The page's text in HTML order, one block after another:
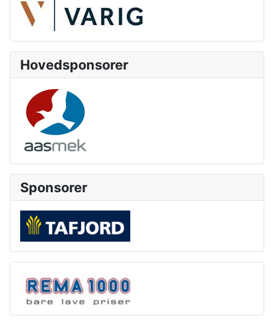
Hovedsponsorer
Sponsorer